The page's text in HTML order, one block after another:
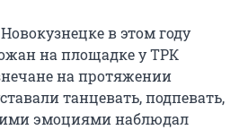
в этом году
на площадке у ТРК
на протяжении
танцевать, подпевать,
эмоциями наблюдал